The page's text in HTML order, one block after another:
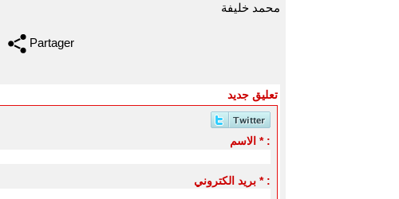
محمد خليفة
Partager
تعليق جديد
الاسم * :
بريد الكتروني * :